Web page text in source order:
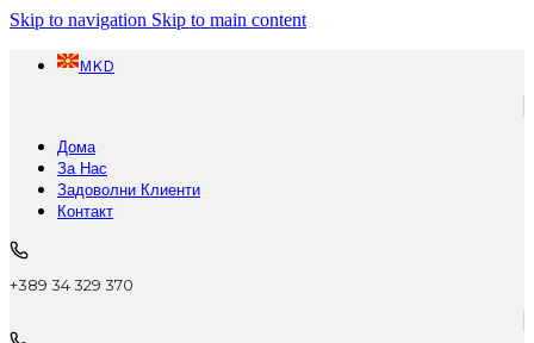
Skip to navigation Skip to main content
MKD
Дома
За Нас
Задоволни Клиенти
Контакт
+389 34 329 370